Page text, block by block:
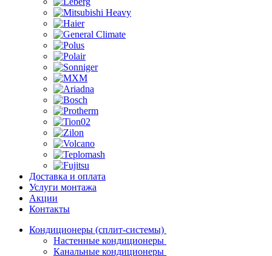
Доставка и оплата
Услуги монтажа
Акции
Контакты
Кондиционеры (сплит-системы)
Настенные кондиционеры
Канальные кондиционеры